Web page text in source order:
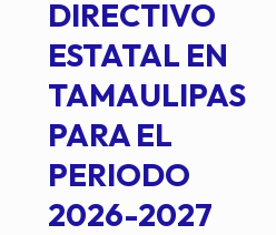
DIRECTIVO
ESTATAL EN
TAMAULIPAS
PARA EL
PERIODO
2026-2027